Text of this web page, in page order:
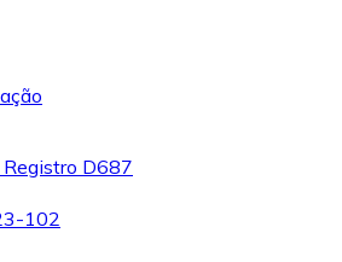
Registro D687
102